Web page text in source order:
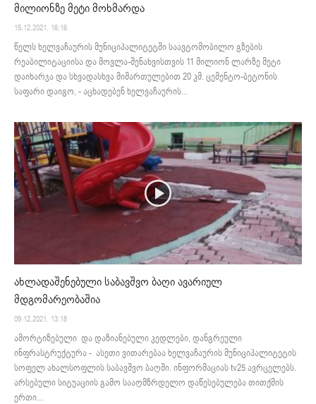
მილიონზე მეტი მოხმარდა
15.12.2021. 16:16
წელს ხელვაჩაურის მუნიციპალიტეტში საავტომობილო გზების
რეაბილიტაციისა და მოვლა-შენახვისთვის 11 მილიონ ლარზე მეტი
დაიხარჯა და სხვადასხვა მიმართულებით 20 კმ. ცემენტო-ბეტონის
საფარი დაიგო, - აცხადებენ ხელვაჩაურის...
ახლადაშენებული საბავშვო ბაღი ავარიულ
მდგომარეობაშია
09.12.2021. 13:18
ამორტიზებული და დაზიანებული კედლები, დანგრეული
ინფრასტრუქტურა - ასეთი ვითარებაა ხელვაჩაურის მუნიციპალიტეტის
სოფელ ახალსოფლის საბავშვო ბაღში. ინფორმაციას tv25 ავრცელებს.
არსებული სიტუაციის გამო სააღმზრდელო დაწესებულება თითქმის
ერთი...